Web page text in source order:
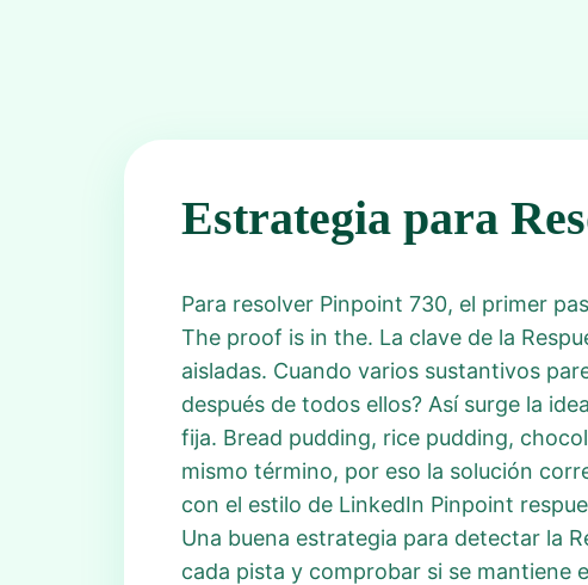
Estrategia para
Para resolver Pinpoint 730, el primer
The proof is in the. La clave de la
aisladas. Cuando varios sustantivos
después de todos ellos? Así surge la
fija. Bread pudding, rice pudding,
mismo término, por eso la solución
con el estilo de LinkedIn Pinpoint
Una buena estrategia para detectar la
cada pista y comprobar si se mantiene